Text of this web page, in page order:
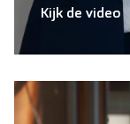
Kijk de video